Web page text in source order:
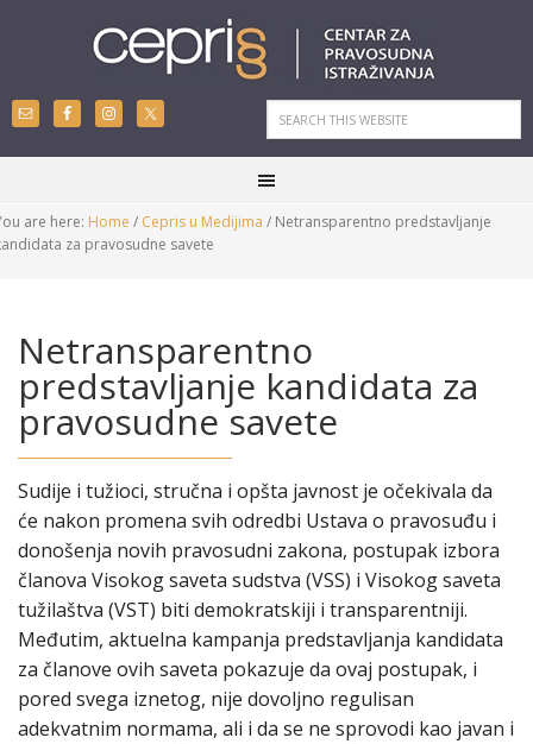
are here: Home / Cepris u Medijima / Netransparentno predstavljanje
za pravosudne savete
Netransparentno
predstavljanje kandidata za
pravosudne savete
Sudije i tužioci, stručna i opšta javnost je očekivala da
će nakon promena svih odredbi Ustava o pravosuđu i
donošenja novih pravosudni zakona, postupak izbora
članova Visokog saveta sudstva (VSS) i Visokog saveta
tužilaštva (VST) biti demokratskiji i transparentniji.
Međutim, aktuelna kampanja predstavljanja kandidata
za članove ovih saveta pokazuje da ovaj postupak, i
pored svega iznetog, nije dovoljno regulisan
adekvatnim normama, ali i da se ne sprovodi kao javan i